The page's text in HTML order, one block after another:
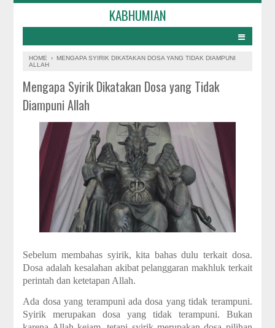
KABHUMIAN
HOME ›MENGAPA SYIRIK DIKATAKAN DOSA YANG TIDAK DIAMPUNI
ALLAH
Mengapa Syirik Dikatakan Dosa yang Tidak
Diampuni Allah
Sebelum membahas syirik, kita bahas dulu terkait dosa.
Dosa adalah kesalahan akibat pelanggaran makhluk terkait
perintah dan ketetapan Allah.
Ada dosa yang terampuni ada dosa yang tidak terampuni.
Syirik merupakan dosa yang tidak terampuni. Bukan